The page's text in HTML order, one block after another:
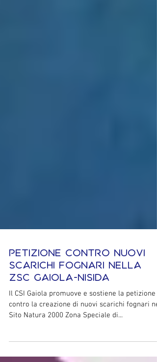
Petizione contro Nuovi
Scarichi Fognari nella
ZSC Gaiola-Nisida
Il CSI Gaiola promuove e sostiene la petizione
Sito Natura 2000 Zona Speciale di...